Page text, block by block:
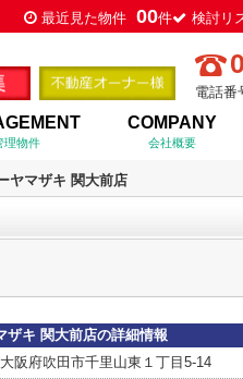
最近見た物件 00件 検討リ
電話番
理物件
COMPANY
会社概要
ヤマザキ 関大前店
ザキ 関大前店の詳細情報
大阪府吹田市千里山東１丁目5-14